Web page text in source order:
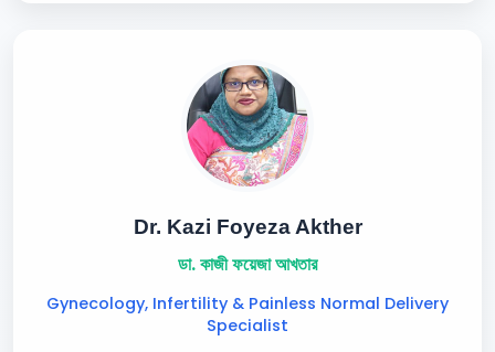
Dr. Kazi Foyeza Akther
ডা. কাজী ফয়েজা আখতার
Gynecology, Infertility & Painless Normal Delivery
Specialist